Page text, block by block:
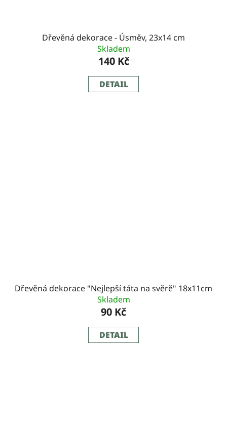
Dřevěná dekorace - Úsměv, 23x14 cm
Skladem
140 Kč
DETAIL
Dřevěná dekorace "Nejlepší táta na svěrě" 18x11cm
Skladem
90 Kč
DETAIL